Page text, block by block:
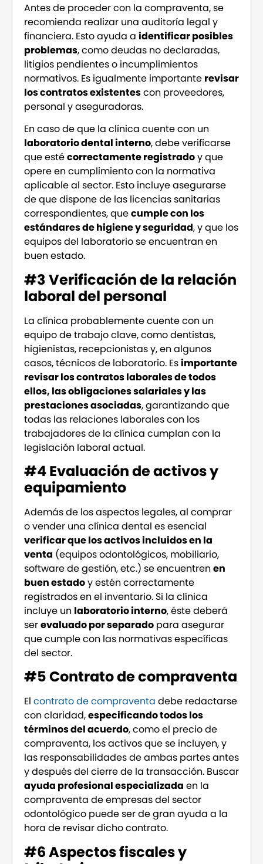
Antes de proceder con la compraventa, se
recomienda realizar una auditoría legal y
financiera. Esto ayuda a identificar posibles
problemas, como deudas no declaradas,
litigios pendientes o incumplimientos
normativos. Es igualmente importante revisar
los contratos existentescon proveedores,
personal y aseguradoras.
En caso de que la clínica cuente con un
laboratorio dental interno, debe verificarse
que estécorrectamente registradoy que
opere en cumplimiento con la normativa
aplicable al sector. Esto incluye asegurarse
de que dispone de las licencias sanitarias
correspondientes, quecumple con los
estándares de higiene y seguridad, y que los
equipos del laboratorio se encuentran en
buen estado.
#3 Verificación de la relación
laboral del personal
La clínica probablemente cuente con un
equipo de trabajo clave, como dentistas,
higienistas, recepcionistas y, en algunos
casos, técnicos de laboratorio. Esimportante
revisar los contratos laborales de todos
ellos, las obligaciones salariales y las
prestaciones asociadas, garantizando que
todas las relaciones laborales con los
trabajadores de la clínica cumplan con la
legislación laboral actual.
#4 Evaluación de activos y
equipamiento
Además de los aspectos legales, al comprar
o vender una clínica dental es esencial
verificar que los activos incluidos en la
venta (equipos odontológicos, mobiliario,
software de gestión, etc.) se encuentrenen
buen estadoy estén correctamente
registrados en el inventario. Si la clínica
incluye un laboratorio interno, éste deberá
serevaluado por separado para asegurar
que cumple con las normativas específicas
del sector.
#5 Contrato de compraventa
El contrato de compraventa debe redactarse
con claridad,especificando todos los
términos del acuerdo, como el precio de
compraventa, los activos que se incluyen, y
las responsabilidades de ambas partes antes
y después del cierre de la transacción. Buscar
ayuda profesional especializada en la
compraventa de empresas del sector
odontológico puede ser de gran ayuda a la
hora de revisar dicho contrato.
#6 Aspectos fiscales y